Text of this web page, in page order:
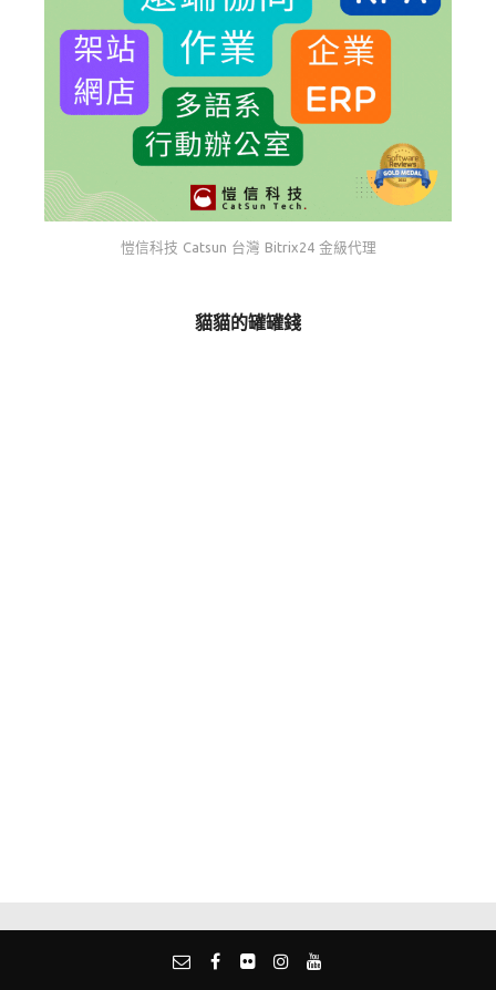
愷信科技 Catsun 台灣 Bitrix24 金級代理
貓貓的罐罐錢